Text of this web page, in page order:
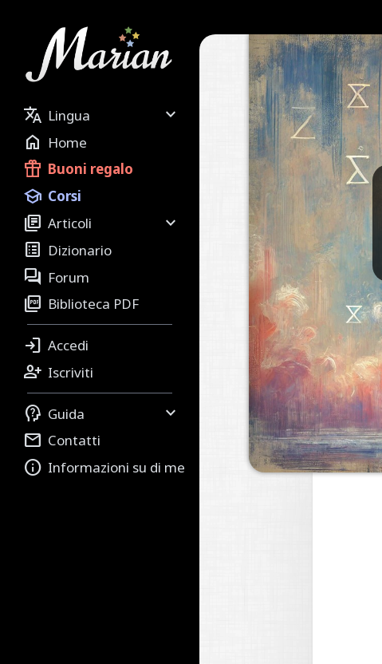
 Lingua

 Home
 Buoni regalo
 Corsi
 Articoli

 Dizionario
 Forum
 Biblioteca PDF
 Accedi
 Iscriviti
 Guida

 Contatti
 Informazioni su di me